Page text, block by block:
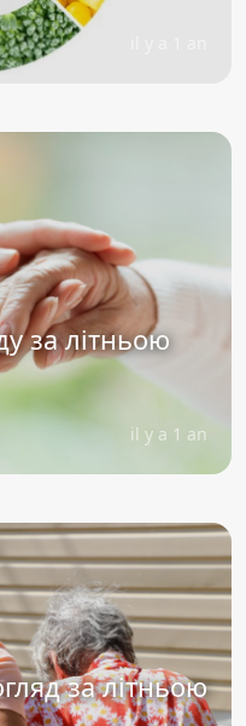
за літньою
il y a 1 an
за літньою